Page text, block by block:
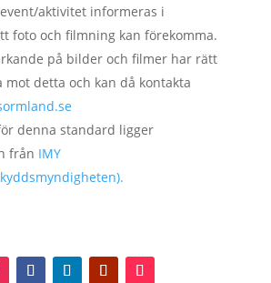
aktivitet informeras i
foto och filmning kan förekomma.
på bilder och filmer har rätt
mot detta och kan då kontakta
denna standard ligger
från IMY